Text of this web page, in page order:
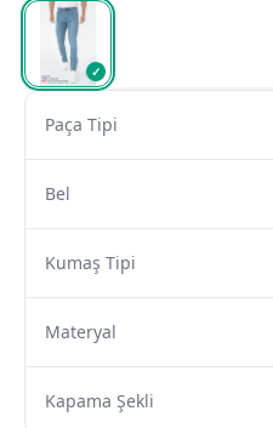
✓
Paça Tipi
Bel
Kumaş Tipi
Materyal
Kapama Şekli